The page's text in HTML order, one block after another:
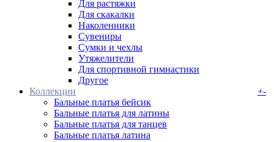
Для растяжки
Для скакалки
Наколенники
Сувениры
Сумки и чехлы
Утяжелители
Для спортивной гимнастики
Другое
Коллекции
+-
Бальные платья бейсик
Бальные платья для латины
Бальные платья для танцев
Бальные платья латина